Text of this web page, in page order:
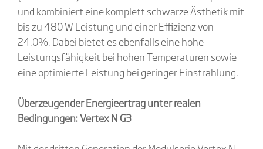
und kombiniert eine komplett schwarze Ästhetik mit
bis zu 480 W Leistung und einer Effizienz von
24.0%. Dabei bietet es ebenfalls eine hohe
Leistungsfähigkeit bei hohen Temperaturen sowie
eine optimierte Leistung bei geringer Einstrahlung.
Überzeugender Energieertrag unter realen
Bedingungen: Vertex N G3